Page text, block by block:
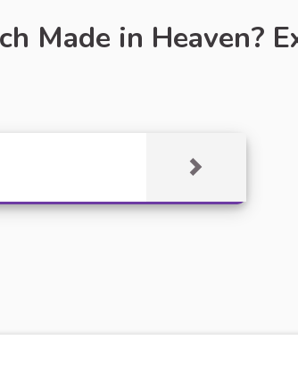
Made in Heaven?